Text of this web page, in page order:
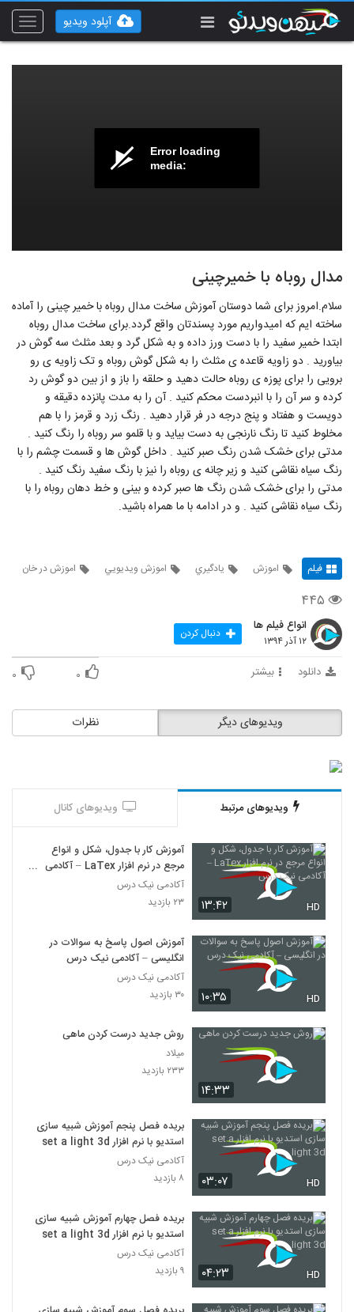
Toggle
آپلود ویدیو
Error loading
media:
مدال روباه با خمیرچینی
سلام.امروز برای شما دوستان آموزش ساخت مدال روباه با خمیر چینی را آماده
ساخته ایم که امیدواریم مورد پسندتان واقع گردد.برای ساخت مدال روباه
ابتدا خمیر سفید را با دست ورز داده و به شکل گرد و بعد مثلث سه گوش در
بیاورید . دو زاویه قاعده ی مثلث را به شکل گوش روباه و تک زاویه ی رو
برویی را برای پوزه ی روباه حالت دهید و حلقه را باز و از بین دو گوش رد
کرده و سر آن را با انبردست محکم کنید . آن را به مدت پانزده دقیقه و
دویست و هفتاد و پنج درجه در فر قرار دهید . رنگ زرد و قرمز را با هم
مخلوط کنید تا رنگ نارنجی به دست بیاید و با قلمو سر روباه را رنگ کنید .
مدتی برای خشک شدن رنگ صبر کنید . داخل گوش ها و قسمت چشم را با
رنگ سیاه نقاشی کنید و زیر چانه ی روباه را نیز با رنگ سفید رنگ کنید .
مدتی را برای خشک شدن رنگ ها صبر کرده و بینی و خط دهان روباه را با
رنگ سیاه نقاشی کنید . و در ادامه با ما همراه باشید.
فیلم اموزش يادگيري اموزش ويديويي اموزش در خان
۴۴۵
انواع فیلم ها
۱۲ آذر ۱۳۹۴ دنبال کردن
دانلود بیشتر ۰ ۰
نظرات ویدیوهای دیگر
ویدیوهای مرتبط ویدیوهای کانال
۱۳:۴۲ HD
آموزش کار با جدول، شکل و انواع
مرجع در نرم افزار LaTex – آکادمی
نیک درس
آکادمی نیک درس
۲۳ بازدید
۱۰:۳۵ HD
آموزش اصول پاسخ به سوالات در
انگلیسی – آکادمی نیک درس
آکادمی نیک درس
۳۰ بازدید
۱۴:۳۳
روش جدید درست کردن ماهی
میلاد
۲۳۳ بازدید
۰۳:۰۷ HD
بریده فصل پنجم آموزش شبیه سازی
استدیو با نرم افزار set a light 3d
آکادمی نیک درس
۸ بازدید
۰۴:۲۳ HD
بریده فصل چهارم آموزش شبیه سازی
استدیو با نرم افزار set a light 3d
آکادمی نیک درس
۹ بازدید